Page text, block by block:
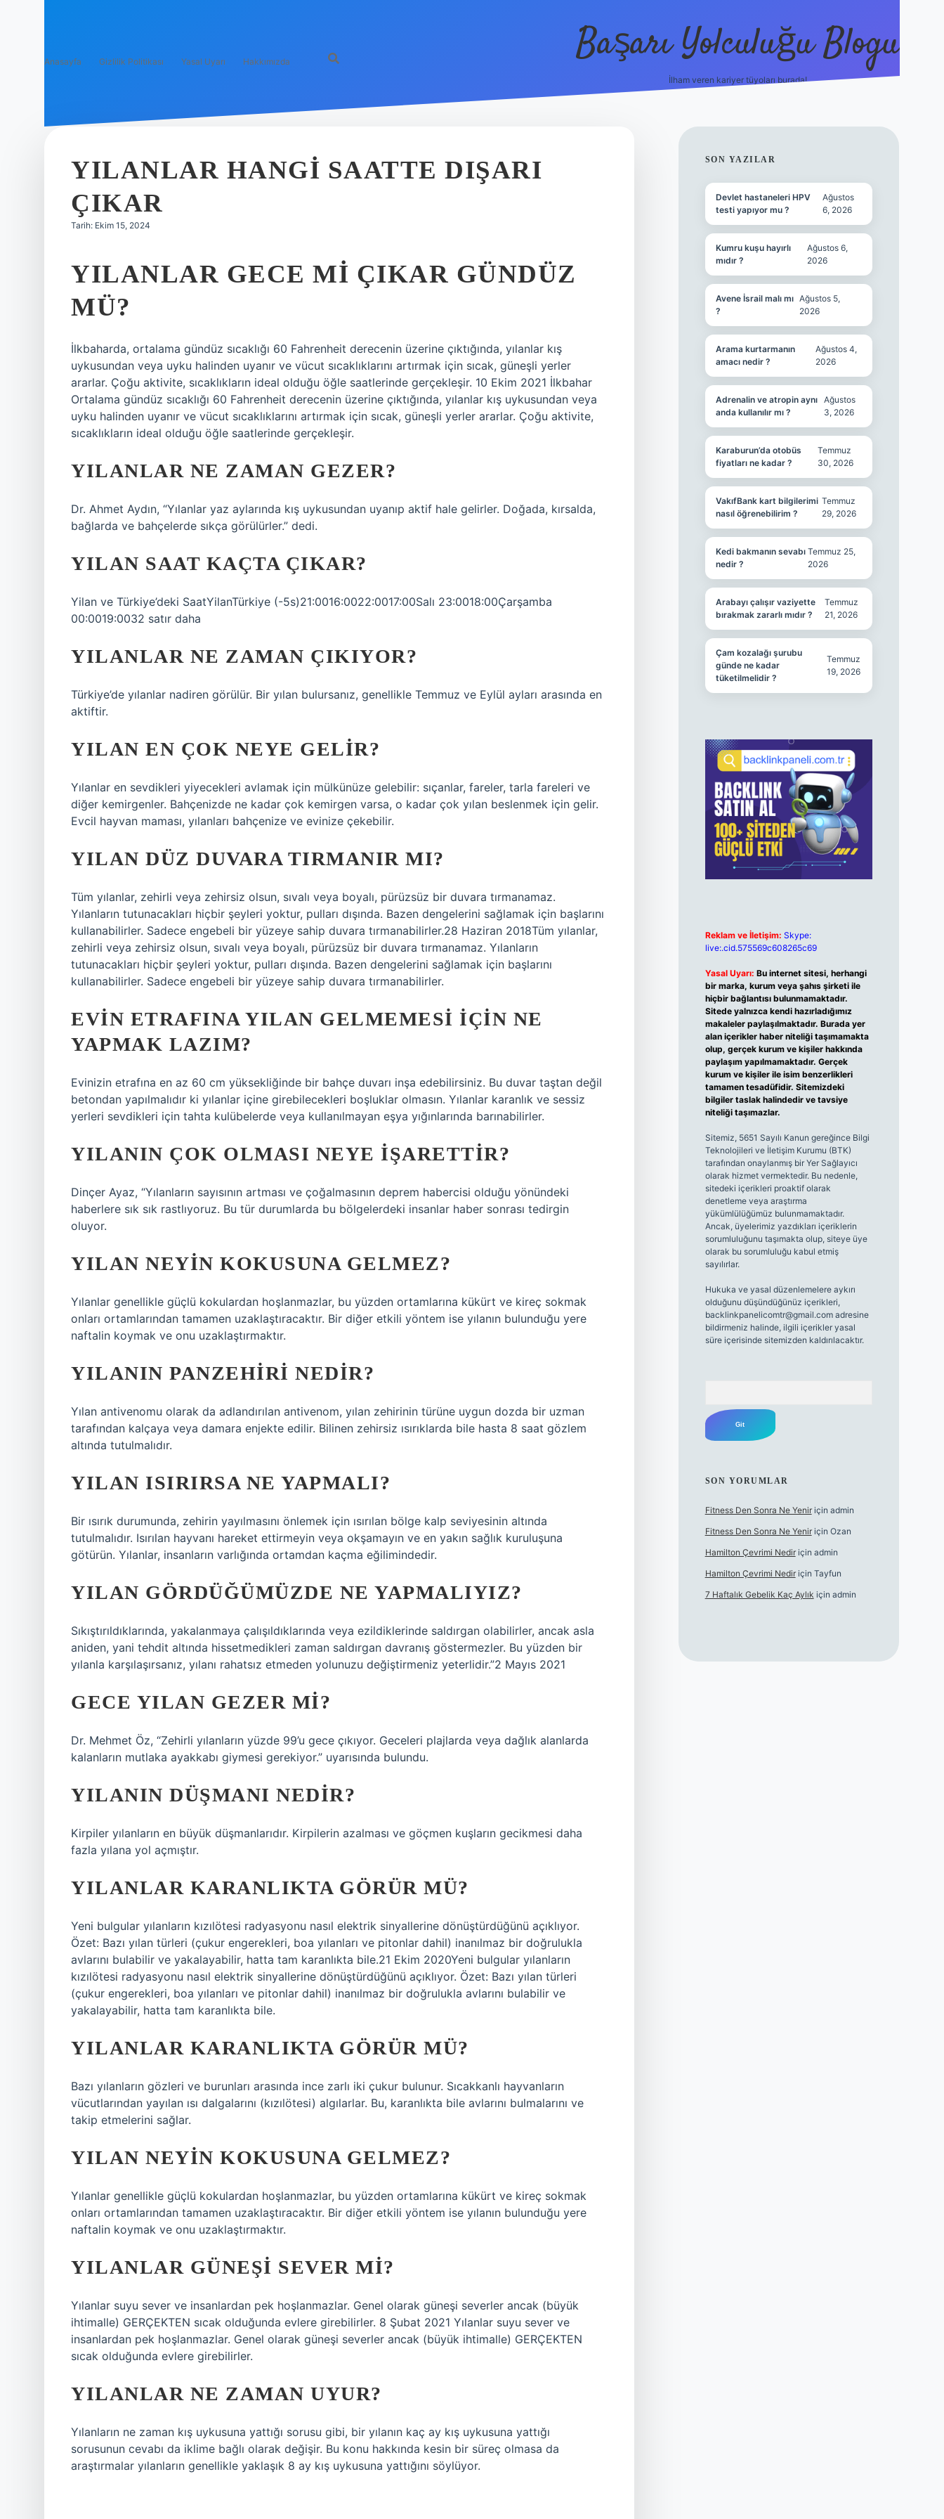
Anasayfa Gizlilik Politikası Yasal Uyarı Hakkımızda Başarı Yolculuğu Blogu
İlham veren kariyer tüyoları burada!
YILANLAR HANGI SAATTE DIŞARI
ÇIKAR
Tarih: Ekim 15, 2024
YILANLAR GECE MI ÇIKAR GÜNDÜZ
MÜ?
İlkbaharda, ortalama gündüz sıcaklığı 60 Fahrenheit derecenin üzerine çıktığında, yılanlar kış
uykusundan veya uyku halinden uyanır ve vücut sıcaklıklarını artırmak için sıcak, güneşli yerler
ararlar. Çoğu aktivite, sıcaklıkların ideal olduğu öğle saatlerinde gerçekleşir. 10 Ekim 2021 İlkbahar
Ortalama gündüz sıcaklığı 60 Fahrenheit derecenin üzerine çıktığında, yılanlar kış uykusundan veya
uyku halinden uyanır ve vücut sıcaklıklarını artırmak için sıcak, güneşli yerler ararlar. Çoğu aktivite,
sıcaklıkların ideal olduğu öğle saatlerinde gerçekleşir.
YILANLAR NE ZAMAN GEZER?
Dr. Ahmet Aydın, “Yılanlar yaz aylarında kış uykusundan uyanıp aktif hale gelirler. Doğada, kırsalda,
bağlarda ve bahçelerde sıkça görülürler.” dedi.
YILAN SAAT KAÇTA ÇIKAR?
Yilan ve Türkiye’deki SaatYilanTürkiye (-5s)21:0016:0022:0017:00Salı 23:0018:00Çarşamba
00:0019:0032 satır daha
YILANLAR NE ZAMAN ÇIKIYOR?
Türkiye’de yılanlar nadiren görülür. Bir yılan bulursanız, genellikle Temmuz ve Eylül ayları arasında en
aktiftir.
YILAN EN ÇOK NEYE GELIR?
Yılanlar en sevdikleri yiyecekleri avlamak için mülkünüze gelebilir: sıçanlar, fareler, tarla fareleri ve
diğer kemirgenler. Bahçenizde ne kadar çok kemirgen varsa, o kadar çok yılan beslenmek için gelir.
Evcil hayvan maması, yılanları bahçenize ve evinize çekebilir.
YILAN DÜZ DUVARA TIRMANIR MI?
Tüm yılanlar, zehirli veya zehirsiz olsun, sıvalı veya boyalı, pürüzsüz bir duvara tırmanamaz.
Yılanların tutunacakları hiçbir şeyleri yoktur, pulları dışında. Bazen dengelerini sağlamak için başlarını
kullanabilirler. Sadece engebeli bir yüzeye sahip duvara tırmanabilirler.28 Haziran 2018Tüm yılanlar,
zehirli veya zehirsiz olsun, sıvalı veya boyalı, pürüzsüz bir duvara tırmanamaz. Yılanların
tutunacakları hiçbir şeyleri yoktur, pulları dışında. Bazen dengelerini sağlamak için başlarını
kullanabilirler. Sadece engebeli bir yüzeye sahip duvara tırmanabilirler.
EVIN ETRAFINA YILAN GELMEMESI IÇIN NE
YAPMAK LAZIM?
Evinizin etrafına en az 60 cm yüksekliğinde bir bahçe duvarı inşa edebilirsiniz. Bu duvar taştan değil
betondan yapılmalıdır ki yılanlar içine girebilecekleri boşluklar olmasın. Yılanlar karanlık ve sessiz
yerleri sevdikleri için tahta kulübelerde veya kullanılmayan eşya yığınlarında barınabilirler.
YILANIN ÇOK OLMASI NEYE IŞARETTIR?
Dinçer Ayaz, “Yılanların sayısının artması ve çoğalmasının deprem habercisi olduğu yönündeki
haberlere sık sık rastlıyoruz. Bu tür durumlarda bu bölgelerdeki insanlar haber sonrası tedirgin
oluyor.
YILAN NEYIN KOKUSUNA GELMEZ?
Yılanlar genellikle güçlü kokulardan hoşlanmazlar, bu yüzden ortamlarına kükürt ve kireç sokmak
onları ortamlarından tamamen uzaklaştıracaktır. Bir diğer etkili yöntem ise yılanın bulunduğu yere
naftalin koymak ve onu uzaklaştırmaktır.
YILANIN PANZEHIRI NEDIR?
Yılan antivenomu olarak da adlandırılan antivenom, yılan zehirinin türüne uygun dozda bir uzman
tarafından kalçaya veya damara enjekte edilir. Bilinen zehirsiz ısırıklarda bile hasta 8 saat gözlem
altında tutulmalıdır.
YILAN ISIRIRSA NE YAPMALI?
Bir ısırık durumunda, zehirin yayılmasını önlemek için ısırılan bölge kalp seviyesinin altında
tutulmalıdır. Isırılan hayvanı hareket ettirmeyin veya okşamayın ve en yakın sağlık kuruluşuna
götürün. Yılanlar, insanların varlığında ortamdan kaçma eğilimindedir.
YILAN GÖRDÜĞÜMÜZDE NE YAPMALIYIZ?
Sıkıştırıldıklarında, yakalanmaya çalışıldıklarında veya ezildiklerinde saldırgan olabilirler, ancak asla
aniden, yani tehdit altında hissetmedikleri zaman saldırgan davranış göstermezler. Bu yüzden bir
yılanla karşılaşırsanız, yılanı rahatsız etmeden yolunuzu değiştirmeniz yeterlidir.”2 Mayıs 2021
GECE YILAN GEZER MI?
Dr. Mehmet Öz, “Zehirli yılanların yüzde 99’u gece çıkıyor. Geceleri plajlarda veya dağlık alanlarda
kalanların mutlaka ayakkabı giymesi gerekiyor.” uyarısında bulundu.
YILANIN DÜŞMANI NEDIR?
Kirpiler yılanların en büyük düşmanlarıdır. Kirpilerin azalması ve göçmen kuşların gecikmesi daha
fazla yılana yol açmıştır.
YILANLAR KARANLIKTA GÖRÜR MÜ?
Yeni bulgular yılanların kızılötesi radyasyonu nasıl elektrik sinyallerine dönüştürdüğünü açıklıyor.
Özet: Bazı yılan türleri (çukur engerekleri, boa yılanları ve pitonlar dahil) inanılmaz bir doğrulukla
avlarını bulabilir ve yakalayabilir, hatta tam karanlıkta bile.21 Ekim 2020Yeni bulgular yılanların
kızılötesi radyasyonu nasıl elektrik sinyallerine dönüştürdüğünü açıklıyor. Özet: Bazı yılan türleri
(çukur engerekleri, boa yılanları ve pitonlar dahil) inanılmaz bir doğrulukla avlarını bulabilir ve
yakalayabilir, hatta tam karanlıkta bile.
YILANLAR KARANLIKTA GÖRÜR MÜ?
Bazı yılanların gözleri ve burunları arasında ince zarlı iki çukur bulunur. Sıcakkanlı hayvanların
vücutlarından yayılan ısı dalgalarını (kızılötesi) algılarlar. Bu, karanlıkta bile avlarını bulmalarını ve
takip etmelerini sağlar.
YILAN NEYIN KOKUSUNA GELMEZ?
Yılanlar genellikle güçlü kokulardan hoşlanmazlar, bu yüzden ortamlarına kükürt ve kireç sokmak
onları ortamlarından tamamen uzaklaştıracaktır. Bir diğer etkili yöntem ise yılanın bulunduğu yere
naftalin koymak ve onu uzaklaştırmaktır.
YILANLAR GÜNEŞI SEVER MI?
Yılanlar suyu sever ve insanlardan pek hoşlanmazlar. Genel olarak güneşi severler ancak (büyük
ihtimalle) GERÇEKTEN sıcak olduğunda evlere girebilirler. 8 Şubat 2021 Yılanlar suyu sever ve
insanlardan pek hoşlanmazlar. Genel olarak güneşi severler ancak (büyük ihtimalle) GERÇEKTEN
sıcak olduğunda evlere girebilirler.
YILANLAR NE ZAMAN UYUR?
Yılanların ne zaman kış uykusuna yattığı sorusu gibi, bir yılanın kaç ay kış uykusuna yattığı
sorusunun cevabı da iklime bağlı olarak değişir. Bu konu hakkında kesin bir süreç olmasa da
araştırmalar yılanların genellikle yaklaşık 8 ay kış uykusuna yattığını söylüyor.
SIDEBAR
SON YAZILAR
Devlet hastaneleri HPV
testi yapıyor mu ?
Ağustos
6, 2026
Kumru kuşu hayırlı
mıdır ?
Ağustos 6,
2026
Avene İsrail malı mı
?
Ağustos 5,
2026
Arama kurtarmanın
amacı nedir ?
Ağustos 4,
2026
Adrenalin ve atropin aynı
anda kullanılır mı ?
Ağustos
3, 2026
Karaburun’da otobüs
fiyatları ne kadar ?
Temmuz
30, 2026
VakıfBank kart bilgilerimi
nasıl öğrenebilirim ?
Temmuz
29, 2026
Kedi bakmanın sevabı
nedir ?
Temmuz 25,
2026
Arabayı çalışır vaziyette
bırakmak zararlı mıdır ?
Temmuz
21, 2026
Çam kozalağı şurubu
günde ne kadar
tüketilmelidir ?
Temmuz
19, 2026
Reklam ve İletişim: Skype:
live:.cid.575569c608265c69
Yasal Uyarı: Bu internet sitesi, herhangi
bir marka, kurum veya şahıs şirketi ile
hiçbir bağlantısı bulunmamaktadır.
Sitede yalnızca kendi hazırladığımız
makaleler paylaşılmaktadır. Burada yer
alan içerikler haber niteliği taşımamakta
olup, gerçek kurum ve kişiler hakkında
paylaşım yapılmamaktadır. Gerçek
kurum ve kişiler ile isim benzerlikleri
tamamen tesadüfidir. Sitemizdeki
bilgiler taslak halindedir ve tavsiye
niteliği taşımazlar.
Sitemiz, 5651 Sayılı Kanun gereğince Bilgi
Teknolojileri ve İletişim Kurumu (BTK)
tarafından onaylanmış bir Yer Sağlayıcı
olarak hizmet vermektedir. Bu nedenle,
sitedeki içerikleri proaktif olarak
denetleme veya araştırma
yükümlülüğümüz bulunmamaktadır.
Ancak, üyelerimiz yazdıkları içeriklerin
sorumluluğunu taşımakta olup, siteye üye
olarak bu sorumluluğu kabul etmiş
sayılırlar.
Hukuka ve yasal düzenlemelere aykırı
olduğunu düşündüğünüz içerikleri,
backlinkpanelicomtr@gmail.comadresine
bildirmeniz halinde, ilgili içerikler yasal
süre içerisinde sitemizden kaldırılacaktır.
SON YORUMLAR
Fitness Den Sonra Ne Yeniriçin admin
Fitness Den Sonra Ne Yeniriçin Ozan
Hamilton Çevrimi Nediriçin admin
Hamilton Çevrimi Nediriçin Tayfun
7 Haftalık Gebelik Kaç Aylık için admin
https://